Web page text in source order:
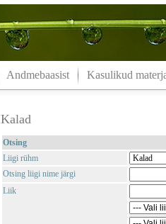
Andmebaasist Kasulikud
Kalad
Otsing
Liigi rühm
Otsing liigi nime järgi
Liik